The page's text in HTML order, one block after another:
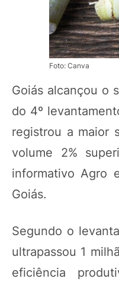
Foto: Canva
Goiás alcançou o
do 4º
registrou a maior
volume 2%
informativo Agro
Goiás.
Segundo o
ultrapassou 1
eficiência